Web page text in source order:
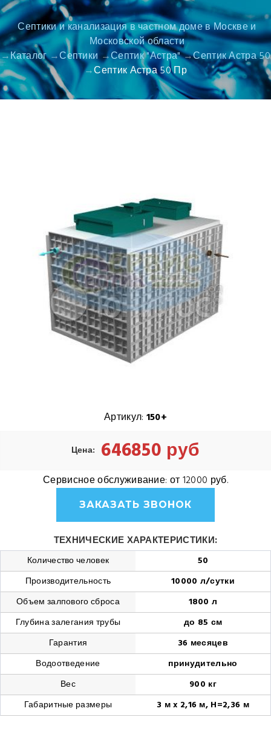
Септики и канализация в частном доме в Москве и
Московской области
Каталог
Септики Септик "Астра"
Септик Астра 50
Септик Астра 50 Пр
Артикул: 150+
Цена: 646850 руб
Сервисное обслуживание: от 12000 руб.
ЗАКАЗАТЬ ЗВОНОК
ТЕХНИЧЕСКИЕ ХАРАКТЕРИСТИКИ:
Количество человек
50
Производительность
10000 л/сутки
Объем залпового сброса
1800 л
Глубина залегания трубы
до 85 см
Гарантия
36 месяцев
Водоотведение
принудительно
Вес
900 кг
Габаритные размеры
3 м x 2,16 м, H=2,36 м